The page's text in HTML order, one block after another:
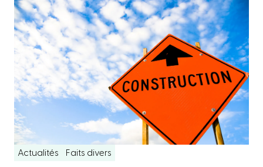
Actualités Faits divers